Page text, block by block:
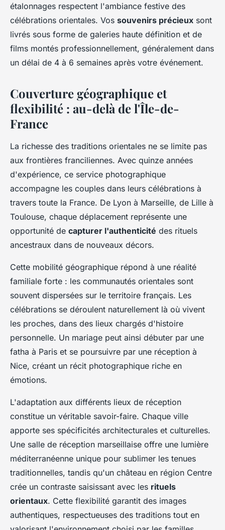
étalonnages respectent l'ambiance festive des
célébrations orientales. Vos souvenirs précieux sont
livrés sous forme de galeries haute définition et de
films montés professionnellement, généralement dans
un délai de 4 à 6 semaines après votre événement.
Couverture géographique et
flexibilité : au-delà de l'Île-de-
France
La richesse des traditions orientales ne se limite pas
aux frontières franciliennes. Avec quinze années
d'expérience, ce service photographique
accompagne les couples dans leurs célébrations à
travers toute la France. De Lyon à Marseille, de Lille à
Toulouse, chaque déplacement représente une
opportunité de capturer l'authenticité des rituels
ancestraux dans de nouveaux décors.
Cette mobilité géographique répond à une réalité
familiale forte : les communautés orientales sont
souvent dispersées sur le territoire français. Les
célébrations se déroulent naturellement là où vivent
les proches, dans des lieux chargés d'histoire
personnelle. Un mariage peut ainsi débuter par une
fatha à Paris et se poursuivre par une réception à
Nice, créant un récit photographique riche en
émotions.
L'adaptation aux différents lieux de réception
constitue un véritable savoir-faire. Chaque ville
apporte ses spécificités architecturales et culturelles.
Une salle de réception marseillaise offre une lumière
méditerranéenne unique pour sublimer les tenues
traditionnelles, tandis qu'un château en région Centre
crée un contraste saisissant avec les rituels
orientaux. Cette flexibilité garantit des images
authentiques, respectueuses des traditions tout en